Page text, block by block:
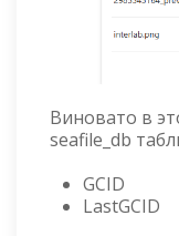
Виновато в
seafile_db
GCID
LastGCID